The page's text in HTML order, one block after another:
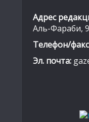
Адрес
Аль-Фараби,
Телефон/
Эл. почта: